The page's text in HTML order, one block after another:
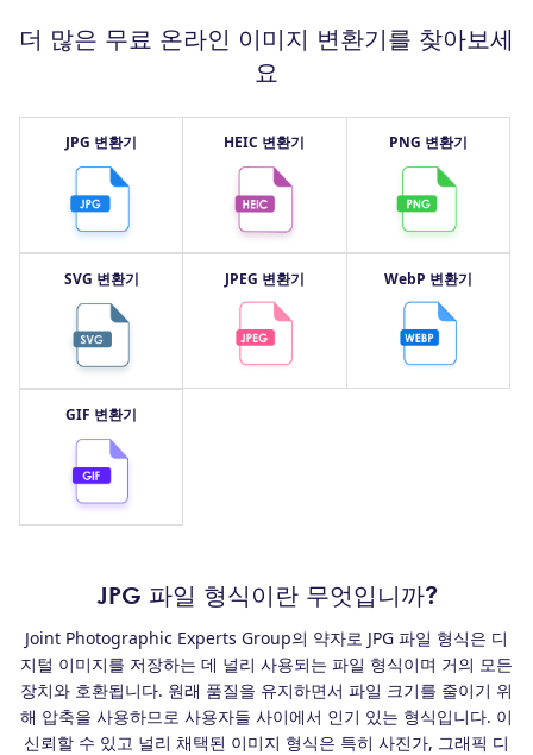
더 많은 무료 온라인 이미지 변환기를 찾아보세
요
JPG 변환기 HEIC 변환기 PNG 변환기
SVG 변환기 JPEG 변환기 WebP 변환기
GIF 변환기
JPG 파일 형식이란 무엇입니까?
Joint Photographic Experts Group의 약자로 JPG 파일 형식은 디
지털 이미지를 저장하는 데 널리 사용되는 파일 형식이며 거의 모든
장치와 호환됩니다. 원래 품질을 유지하면서 파일 크기를 줄이기 위
해 압축을 사용하므로 사용자들 사이에서 인기 있는 형식입니다. 이
신뢰할 수 있고 널리 채택된 이미지 형식은 특히 사진가, 그래픽 디